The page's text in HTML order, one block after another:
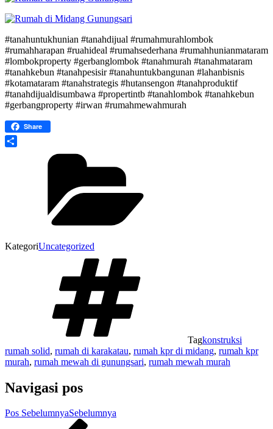
#tanahuntukhunian #tanahdijual #rumahmurahlombok
#rumahharapan #ruahideal #rumahsederhana #rumahhunianmataram
#lombokproperty #gerbanglombok #tanahmurah #tanahmataram
#tanahkebun #tanahpesisir #tanahuntukbangunan #lahanbisnis
#kotamataram #tanahstrategis #hutansengon #tanahproduktif
#tanahdijualdisumbawa #propertintb #tanahlombok #tanahkebun
#gerbangproperty #irwan #rumahmewahmurah
Share
KategoriUncategorized
Tagkonstruksi
rumah solid, rumah di karakatau, rumah kpr di midang, rumah kpr
murah, rumah mewah di gunungsari, rumah mewah murah
Navigasi pos
Pos SebelumnyaSebelumnya